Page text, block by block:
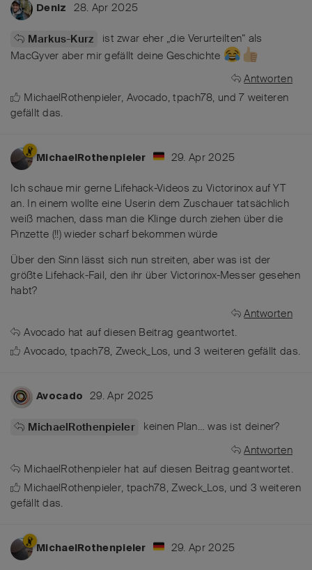
Deniz 28. Apr 2025
Markus-Kurz
ist zwar eher „die Verurteilten“ als
MacGyver aber mir gefällt deine Geschichte
Antworten
MichaelRothenpieler, Avocado,tpach78, und7 weiteren
gefällt das.
MichaelRothenpieler 29. Apr 2025
Ich schaue mir gerne Lifehack-Videos zu Victorinox auf YT
an. In einem wollte eine Userin dem Zuschauer tatsächlich
weiß machen, dass man die Klinge durch ziehen über die
Pinzette (!!) wieder scharf bekommen würde
Über den Sinn lässt sich nun streiten, aber was ist der
größte Lifehack-Fail, den ihr über Victorinox-Messer gesehen
habt?
Antworten
Avocado hat auf diesen Beitrag geantwortet.
Avocado,tpach78, Zweck_Los, und3 weiteren gefällt das.
Avocado 29. Apr 2025
MichaelRothenpieler
keinen Plan… was ist deiner?
Antworten
MichaelRothenpieler hat auf diesen Beitrag geantwortet.
MichaelRothenpieler, tpach78,Zweck_Los, und 3 weiteren
gefällt das.
MichaelRothenpieler 29. Apr 2025